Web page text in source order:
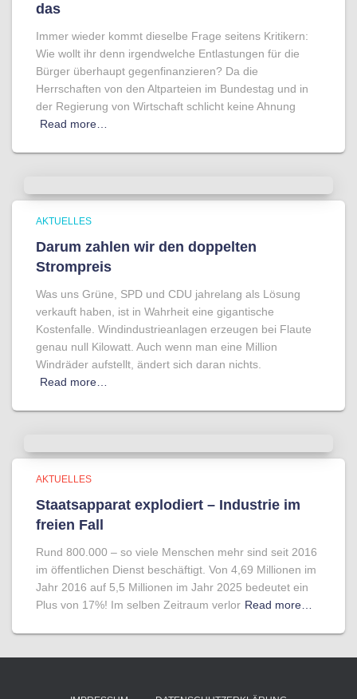
das
Immer wieder kommt dieselbe Frage seitens Kritikern:
Wie wollt ihr denn irgendwelche Entlastungen für die
Bürger überhaupt gegenfinanzieren? Da die
Herrschaften von den Altparteien im Bundestag und in
der Regierung von Wirtschaft schlicht keine Ahnung
Read more…
AKTUELLES
Darum zahlen wir den doppelten
Strompreis
Was uns Grüne, SPD und CDU jahrelang als Lösung
verkauft haben, ist in Wahrheit eine gigantische
Kostenfalle. Windindustrieanlagen erzeugen bei Flaute
genau null Kilowatt. Auch wenn man eine Million
Windräder aufstellt, ändert sich daran nichts.
Read more…
AKTUELLES
Staatsapparat explodiert – Industrie im
freien Fall
Rund 800.000 – so viele Menschen mehr sind seit 2016
im öffentlichen Dienst beschäftigt. Von 4,69 Millionen im
Jahr 2016 auf 5,5 Millionen im Jahr 2025 bedeutet ein
Plus von 17%! Im selben Zeitraum verlor Read more…